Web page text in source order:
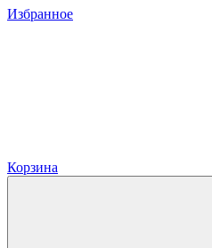
Избранное
Корзина